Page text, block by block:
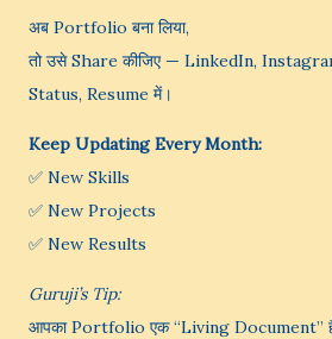
अब Portfolio बना लिया,
तो उसे Share कीजिए — LinkedIn,
Status, Resume में।
Keep Updating Every Month:
✅ New Skills
✅ New Projects
✅ New Results
Guruji’s Tip:
आपका Portfolio एक “Living Document”